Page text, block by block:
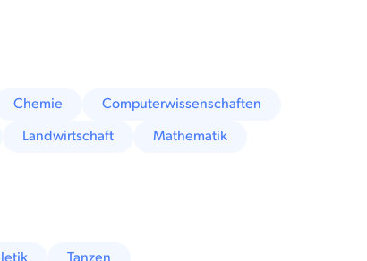
Chemie
Computerwissenschaften
Landwirtschaft
Mathematik